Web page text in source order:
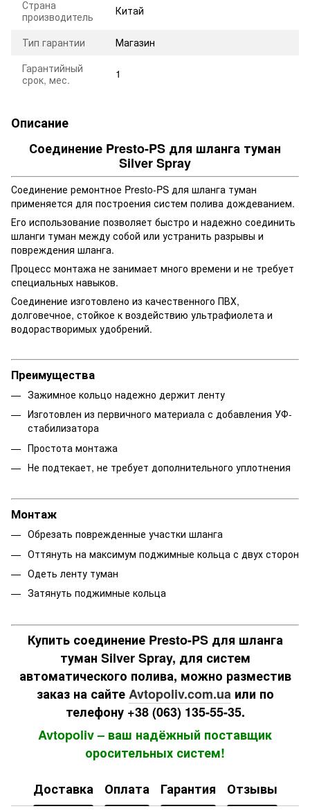
Страна
производитель
Китай
Тип гарантии
Магазин
Гарантийный
срок, мес.
1
Описание
Соединение Presto-PS для шланга туман
Silver Spray
Соединение ремонтное Presto-PS для шланга туман
применяется для построения систем полива дождеванием.
Его использование позволяет быстро и надежно соединить
шланги туман между собой или устранить разрывы и
повреждения шланга.
Процесс монтажа не занимает много времени и не требует
специальных навыков.
Соединение изготовлено из качественного ПВХ,
долговечное, стойкое к воздействию ультрафиолета и
водорастворимых удобрений.
Преимущества
Зажимное кольцо надежно держит ленту
Изготовлен из первичного материала с добавления УФ-
стабилизатора
Простота монтажа
Не подтекает, не требует дополнительного уплотнения
Монтаж
Обрезать поврежденные участки шланга
Оттянуть на максимум поджимные кольца с двух сторон
Одеть ленту туман
Затянуть поджимные кольца
Купить соединение Presto-PS для шланга
туман Silver Spray, для систем
автоматического полива, можно разместив
заказ на сайтеAvtopoliv.com.uaили по
телефону +38 (063) 135-55-35.
Avtopoliv – ваш надёжный поставщик
оросительных систем!
Доставка Оплата Гарантия Отзывы